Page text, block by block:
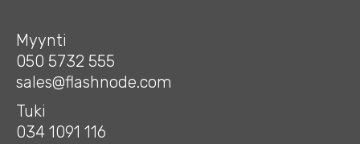
Myynti
050 5732 555
sales@flashnode.com
Tuki
034 1091 116